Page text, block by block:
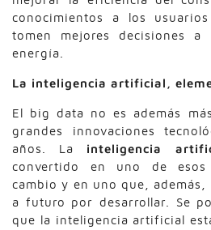
conocimientos a los
tomen mejores decisiones
energía.
La inteligencia artificial,
El big data no es además
grandes innovaciones
años. La inteligencia
convertido en uno de esos
cambio y en uno que,
a futuro por desarrollar. Se
que la inteligencia artificial